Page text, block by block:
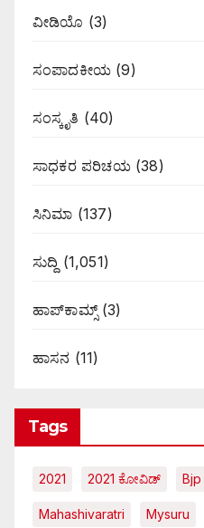
ವೀಡಿಯೊ (3)
ಸಂಪಾದಕೀಯ (9)
ಸಂಸ್ಕೃತಿ (40)
ಸಾಧಕರ ಪರಿಚಯ(38)
ಸಿನಿಮಾ (137)
ಸುದ್ದಿ (1,051)
ಹಾಪ್‌ಕಾಮ್ಸ್‌(3)
ಹಾಸನ (11)
Tags
2021 2021 ಕೋವಿಡ್‌ Bjp
Mahashivaratri Mysuru